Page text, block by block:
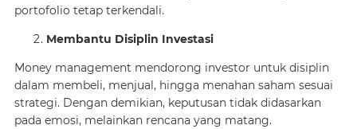
portofolio tetap terkendali.
Membantu Disiplin Investasi
Money management mendorong investor untuk disiplin
dalam membeli, menjual, hingga menahan saham sesuai
strategi. Dengan demikian, keputusan tidak didasarkan
pada emosi, melainkan rencana yang matang.